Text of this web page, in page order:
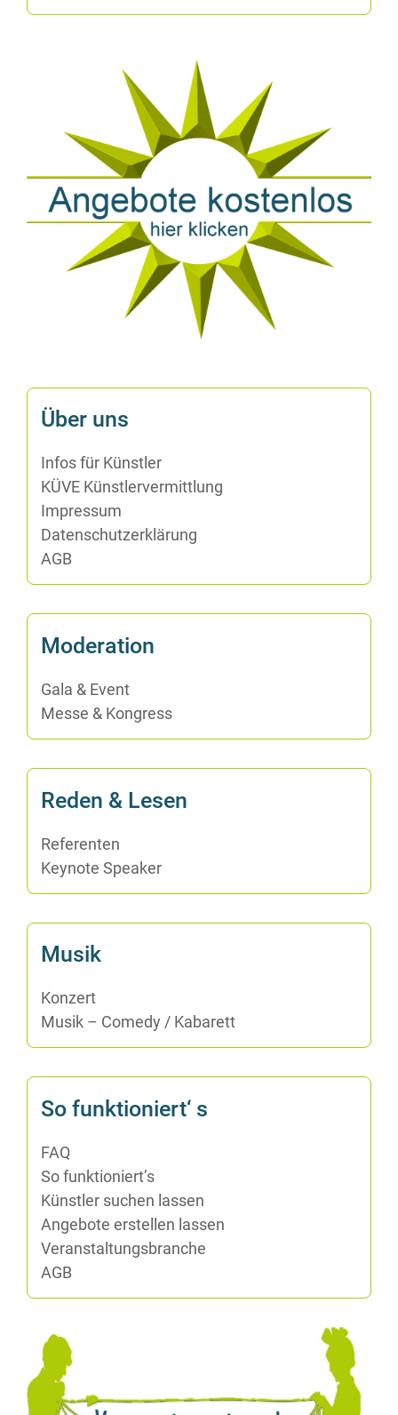
Über uns
In­fos für Künstler
KÜVE Künst­ler­ver­mitt­lung
Im­pres­sum
Da­ten­schutz­er­klä­rung
AGB
Mo­de­ra­ti­on
Ga­la & Event
Mes­se & Kongress
Re­den & Lesen
Re­fe­ren­ten
Key­note Speaker
Mu­sik
Kon­zert
Mu­sik – Co­me­dy /​ Ka­ba­rett
So funk­tio­niert‘ s
FAQ
So funktioniert’s
Künst­ler su­chen lassen
An­ge­bo­te er­stel­len lassen
Ver­an­stal­tungs­bran­che
AGB